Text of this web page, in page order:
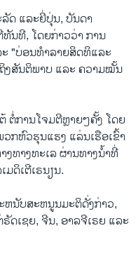
ດ ​ແລະ​ຍີ່ປຸ່ນ, ບັນດາ​
ນທີ, ​ໂດຍ​ກ່າວ​ວ່າ ການ
"ບ່ອນທຳລາຍ​ສິດ​ທິແລະ
ງ​ສັນຕິພາບ ​ແລະ ຄວາມ​ໝັ້ນ
ຕໍ່ການໂຈມຕີຫຼາຍໆຄັ້ງ ໂດຍ
ກຫົວຮຸນແຮງ ແລ່ນ​ເຮືອເຂົ້າ
ງທາງທະເລ ຜ່ານທາງນ້ຳທີ່
ດິເຕີເຣນຽນ.
ຫນັບ​ສະ​ຫນູນ​ມະ​ຕິດັ່ງກ່າວ​,
ດ​ເຊຍ​, ຈີນ​, ອາລຈີເຣຍ ແລະ​